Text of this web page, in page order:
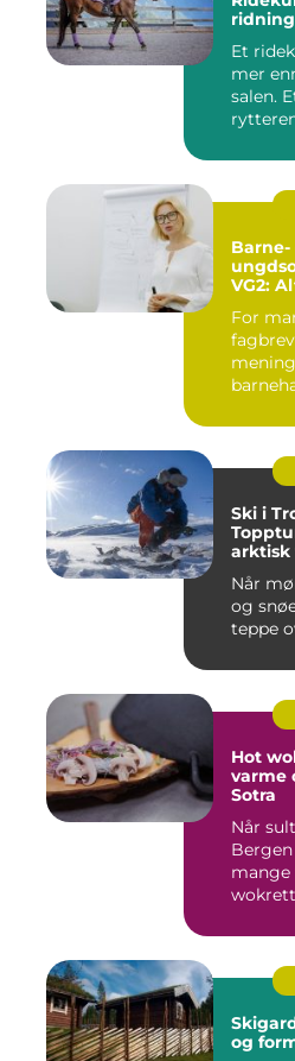
Et
mer
salen.
Barne-
VG2:
For
Ski i
arktisk
Når
og
teppe
Hot
varme
Sotra
Når
mange
og